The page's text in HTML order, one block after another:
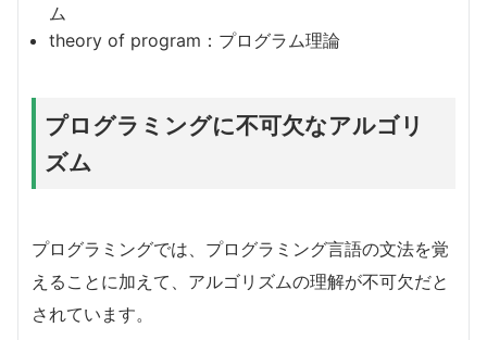
ム
theory of program：プログラム理論
プログラミングに不可欠なアルゴリ
ズム
プログラミングでは、プログラミング言語の文法を覚
えることに加えて、アルゴリズムの理解が不可欠だと
されています。